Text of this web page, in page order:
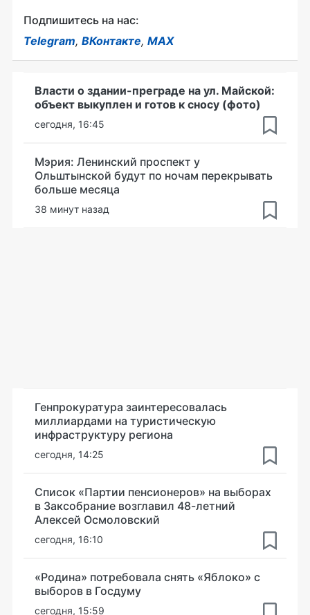
Подпишитесь на нас:
Telegram, ВКонтакте, MAX
Власти о здании-преграде на ул. Майской:
объект выкуплен и готов к сносу (фото)
сегодня, 16:45
Мэрия: Ленинский проспект у
Ольштынской будут по ночам перекрывать
больше месяца
38 минут назад
Генпрокуратура заинтересовалась
миллиардами на туристическую
инфраструктуру региона
сегодня, 14:25
Список «Партии пенсионеров» на выборах
в Заксобрание возглавил 48-летний
Алексей Осмоловский
сегодня, 16:10
«Родина» потребовала снять «Яблоко» с
выборов в Госдуму
сегодня, 15:59